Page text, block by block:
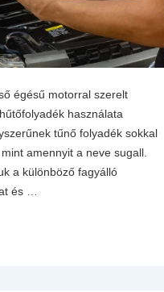
égésű motorral szerelt
használata
tűnő folyadék sokkal
amennyit a neve sugall.
a különböző fagyálló
és …